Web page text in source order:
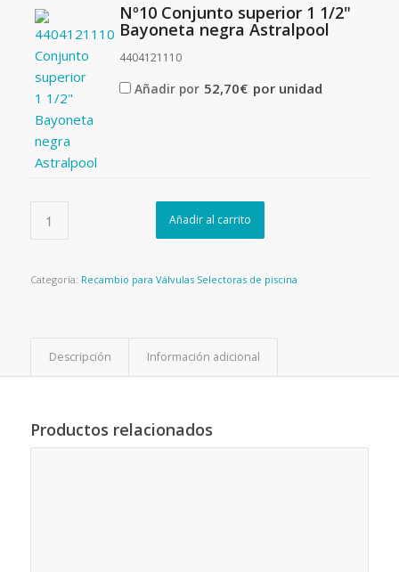
Nº10 Conjunto superior 1 1/2"
Bayoneta negra Astralpool
4404121110
Añadir por 52,70€ por unidad
Añadir al carrito
Categoría: Recambio para Válvulas Selectoras de piscina
Descripción Información adicional
Productos relacionados